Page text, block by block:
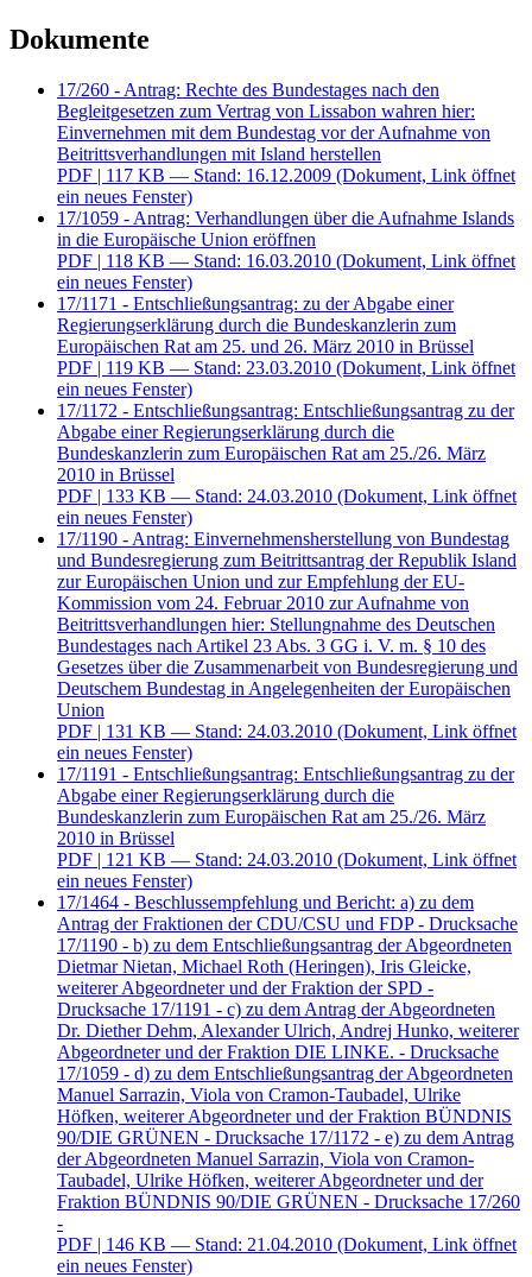
Dokumente
17/260 - Antrag: Rechte des Bundestages nach den
Begleitgesetzen zum Vertrag von Lissabon wahren hier:
Einvernehmen mit dem Bundestag vor der Aufnahme von
Beitrittsverhandlungen mit Island herstellen
PDF | 117 KB — Stand: 16.12.2009 (Dokument, Link öffnet
ein neues Fenster)
17/1059 - Antrag: Verhandlungen über die Aufnahme Islands
in die Europäische Union eröffnen
PDF | 118 KB — Stand: 16.03.2010 (Dokument, Link öffnet
ein neues Fenster)
17/1171 - Entschließungsantrag: zu der Abgabe einer
Regierungserklärung durch die Bundeskanzlerin zum
Europäischen Rat am 25. und 26. März 2010 in Brüssel
PDF | 119 KB — Stand: 23.03.2010 (Dokument, Link öffnet
ein neues Fenster)
17/1172 - Entschließungsantrag: Entschließungsantrag zu der
Abgabe einer Regierungserklärung durch die
Bundeskanzlerin zum Europäischen Rat am 25./26. März
2010 in Brüssel
PDF | 133 KB — Stand: 24.03.2010 (Dokument, Link öffnet
ein neues Fenster)
17/1190 - Antrag: Einvernehmensherstellung von Bundestag
und Bundesregierung zum Beitrittsantrag der Republik Island
zur Europäischen Union und zur Empfehlung der EU-
Kommission vom 24. Februar 2010 zur Aufnahme von
Beitrittsverhandlungen hier: Stellungnahme des Deutschen
Bundestages nach Artikel 23 Abs. 3 GG i. V. m. § 10 des
Gesetzes über die Zusammenarbeit von Bundesregierung und
Deutschem Bundestag in Angelegenheiten der Europäischen
Union
PDF | 131 KB — Stand: 24.03.2010 (Dokument, Link öffnet
ein neues Fenster)
17/1191 - Entschließungsantrag: Entschließungsantrag zu der
Abgabe einer Regierungserklärung durch die
Bundeskanzlerin zum Europäischen Rat am 25./26. März
2010 in Brüssel
PDF | 121 KB — Stand: 24.03.2010 (Dokument, Link öffnet
ein neues Fenster)
17/1464 - Beschlussempfehlung und Bericht: a) zu dem
Antrag der Fraktionen der CDU/CSU und FDP - Drucksache
17/1190 - b) zu dem Entschließungsantrag der Abgeordneten
Dietmar Nietan, Michael Roth (Heringen), Iris Gleicke,
weiterer Abgeordneter und der Fraktion der SPD -
Drucksache 17/1191 - c) zu dem Antrag der Abgeordneten
Dr. Diether Dehm, Alexander Ulrich, Andrej Hunko, weiterer
Abgeordneter und der Fraktion DIE LINKE. - Drucksache
17/1059 - d) zu dem Entschließungsantrag der Abgeordneten
Manuel Sarrazin, Viola von Cramon-Taubadel, Ulrike
Höfken, weiterer Abgeordneter und der Fraktion BÜNDNIS
90/DIE GRÜNEN - Drucksache 17/1172 - e) zu dem Antrag
der Abgeordneten Manuel Sarrazin, Viola von Cramon-
Taubadel, Ulrike Höfken, weiterer Abgeordneter und der
Fraktion BÜNDNIS 90/DIE GRÜNEN - Drucksache 17/260
-
PDF | 146 KB — Stand: 21.04.2010 (Dokument, Link öffnet
ein neues Fenster)